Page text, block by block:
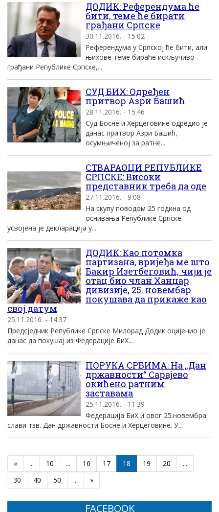
ДОДИК: Референдума ће
бити, теме ће бирати
грађани Српске
30.11.2016. - 15:02
Референдума у Српској ће бити, али
њихове теме бираће искључиво
грађани Републике Српске,...
СУД БИХ: Одређен
притвор Азри Башић
28.11.2016. - 15:46
Суд Босне и Херцеговине одредио је
данас притвор Азри Башић,
осумњиченој за ратне...
СТВАРАОЦИ РЕПУБЛИКЕ
СРПСКЕ: Високи
представник треба да оде
27.11.2016. - 9:08
На скупу поводом 25 година од
оснивања Републике Српске
усвојена је декларација у...
ДОДИК: Као потомка
партизана, вријеђа ме што
Бакир Изетбеговић, чији је
отац био члан Ханџар
дивизије, 25. новембар
покушава да прикаже као
свој датум
25.11.2016. - 14:37
Предсједник Републике Српске Милорад Додик оцијенио је
данас да покушај из Федерације БиХ...
ПОРУКА СРБИМА: На „Дан
државности“ Сарајево
окићено ратним
заставама
25.11.2016. - 11:39
Федерација БиХ и овог 25.новембра
слави тзв. Дан државности Босне и Херцеговине. У...
« ... 10 ... 16 17 18 19 20
...
30
40 50 ... »
FACEBOOK